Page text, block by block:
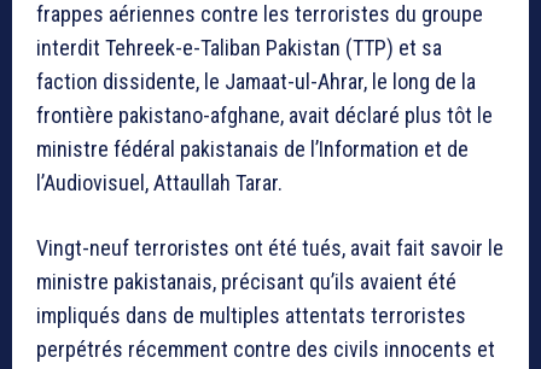
frappes aériennes contre les terroristes du groupe
interdit Tehreek-e-Taliban Pakistan (TTP) et sa
faction dissidente, le Jamaat-ul-Ahrar, le long de la
frontière pakistano-afghane, avait déclaré plus tôt le
ministre fédéral pakistanais de l’Information et de
l’Audiovisuel, Attaullah Tarar.
Vingt-neuf terroristes ont été tués, avait fait savoir le
ministre pakistanais, précisant qu’ils avaient été
impliqués dans de multiples attentats terroristes
perpétrés récemment contre des civils innocents et